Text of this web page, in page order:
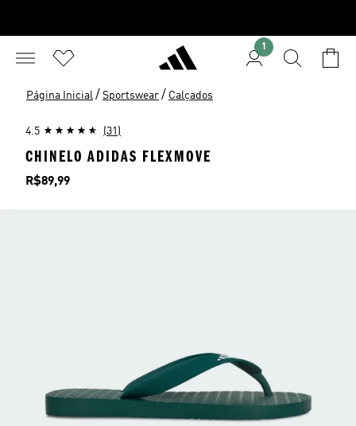
1
Página Inicial / Sportswear / Calçados
4.5 (31)
CHINELO ADIDAS FLEXMOVE
Preço
R$89,99